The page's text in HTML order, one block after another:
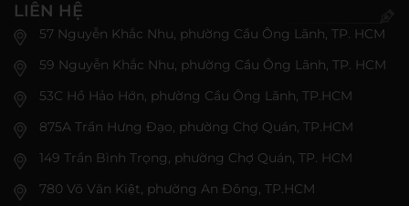
LIÊN HỆ
57 Nguyễn Khắc Nhu, phường Cầu Ông Lãnh, TP. HCM
59 Nguyễn Khắc Nhu, phường Cầu Ông Lãnh, TP. HCM
53C Hồ Hảo Hớn, phường Cầu Ông Lãnh, TP.HCM
875A Trần Hưng Đạo, phường Chợ Quán, TP.HCM
149 Trần Bình Trọng, phường Chợ Quán, TP. HCM
780 Võ Văn Kiệt, phường An Đông, TP.HCM